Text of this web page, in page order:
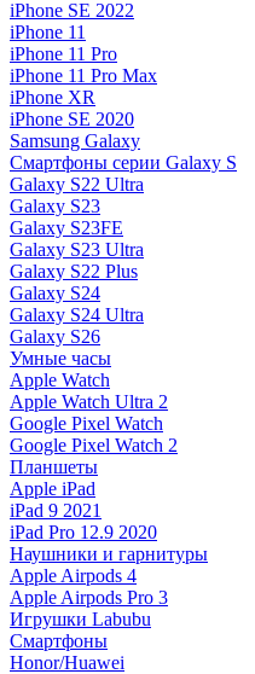
iPhone SE 2022
iPhone 11
iPhone 11 Pro
iPhone 11 Pro Max
iPhone XR
iPhone SE 2020
Samsung Galaxy
Смартфоны серии Galaxy S
Galaxy S22 Ultra
Galaxy S23
Galaxy S23FE
Galaxy S23 Ultra
Galaxy S22 Plus
Galaxy S24
Galaxy S24 Ultra
Galaxy S26
Умные часы
Apple Watch
Apple Watch Ultra 2
Google Pixel Watch
Google Pixel Watch 2
Планшеты
Apple iPad
iPad 9 2021
iPad Pro 12.9 2020
Наушники и гарнитуры
Apple Airpods 4
Apple Airpods Pro 3
Игрушки Labubu
Смартфоны
Honor/Huawei